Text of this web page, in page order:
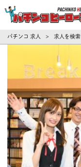
パチンコ 求人 > 求人を検索